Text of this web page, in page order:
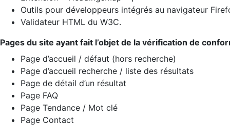
Outils pour développeurs intégrés au navigateur
Validateur HTML du W3C.
Pages du site ayant fait l’objet de la vérification de
Page d’accueil / défaut (hors recherche)
Page d’accueil recherche / liste des résultats
Page de détail d’un résultat
Page FAQ
Page Tendance / Mot clé
Page Contact